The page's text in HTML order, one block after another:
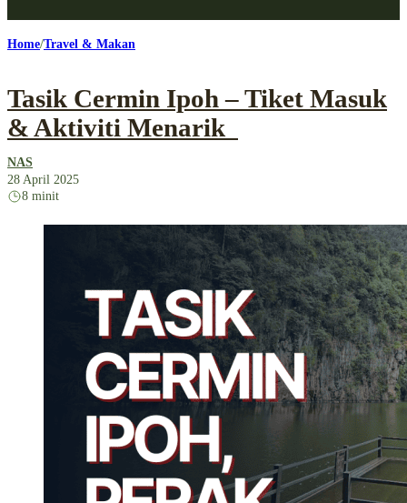
Home Travel & Makan
Tasik Cermin Ipoh – Tiket Masuk
& Aktiviti Menarik
NAS
28 April 2025
8 minit